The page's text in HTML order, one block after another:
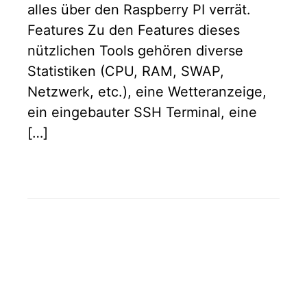
alles über den Raspberry PI verrät.
Features Zu den Features dieses
nützlichen Tools gehören diverse
Statistiken (CPU, RAM, SWAP,
Netzwerk, etc.), eine Wetteranzeige,
ein eingebauter SSH Terminal, eine
[…]